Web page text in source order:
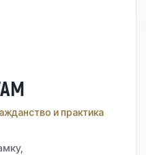
и практика